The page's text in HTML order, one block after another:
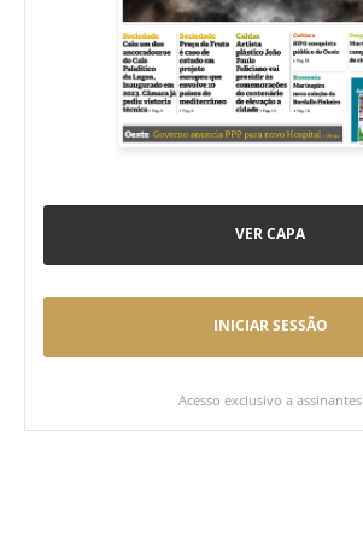
VER CAPA
INICIAR SESSÃO
Acesso exclusivo a assinantes